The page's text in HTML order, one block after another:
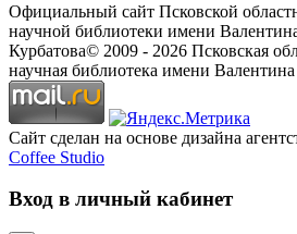
Официальный сайт Псковской
научной библиотеки имени
Курбатова© 2009 - 2026 Псковская
научная библиотека имени
Сайт сделан на основе дизайна
Coffee Studio
Вход в личный кабинет